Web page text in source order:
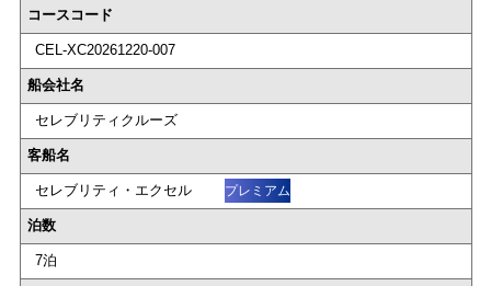
コースコード
CEL-XC20261220-007
船会社名
セレブリティクルーズ
客船名
セレブリティ・エクセル プレミアム
泊数
7泊